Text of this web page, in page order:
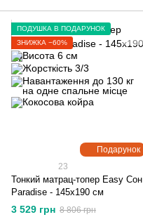
Подарунок
ПОДУШКА В ПОДАРУНОК
ЗНИЖКА −60%
23
Тонкий матрац-топер Easy Сон
Paradise - 145х190 см
3 529 грн 8 806 грн